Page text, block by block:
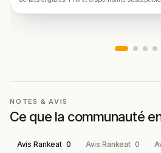
NOTES & AVIS
Ce que la communauté
Avis Rankeat 0 Avis Rankeat 0